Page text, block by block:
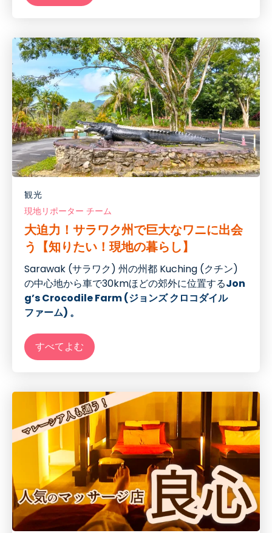
観光
現地リポーター チーム
大迫力！サラワク州で巨大なワニに出会
う【知りたい！現地の暮らし】
Sarawak (サラワク) 州の州都 Kuching (クチン)
の中心地から車で30kmほどの郊外に位置するJon
g’s Crocodile Farm (ジョンズ クロコダイル
ファーム) 。
すべてよむ